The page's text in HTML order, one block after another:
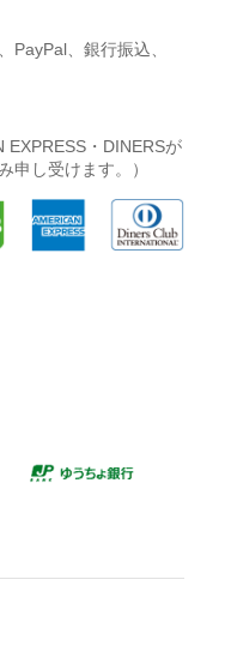
PayPal、銀行振込、
EXPRESS・DINERSが
申し受けます。）